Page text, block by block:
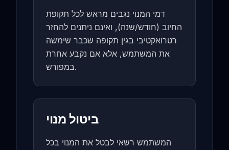
דמי המנוי נגבים מראש לכל תקופת
החיוב (חודש/שנה), ואינם ניתנים להחזר
רטרואקטיבי בגין תקופה שכבר שימשה
את המשתמש, אלא אם נקבע אחרת
במפורש.
ביטול מנוי
המשתמש רשאי לבטל את המנוי בכל